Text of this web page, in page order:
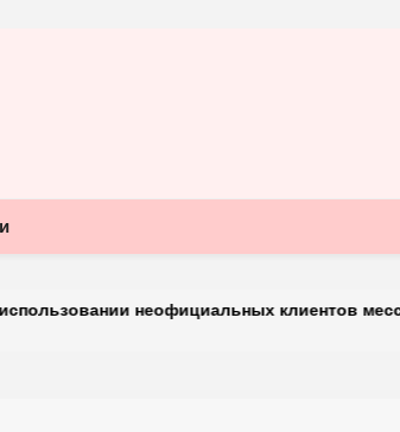
клиентов мессенджера